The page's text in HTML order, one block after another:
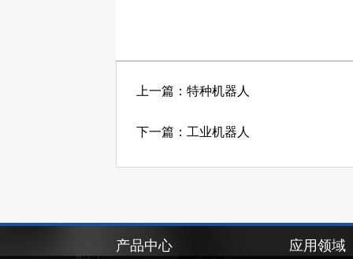
上一篇：特种机器人
下一篇：工业机器人
产品中心 应用领域